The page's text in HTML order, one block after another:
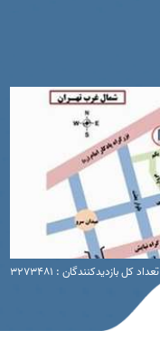
تعداد کل بازدیدکنندگان : 3273481